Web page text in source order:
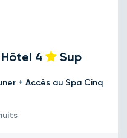
4 Sup
+ Accès au Spa Cinq